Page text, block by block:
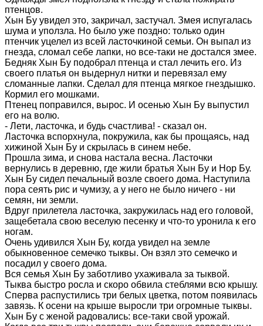
птенцов.
Хын Бу увидел это, закричал, застучал. Змея испугалась
шума и уползла. Но было уже поздно: только один
птенчик уцелел из всей ласточкиной семьи. Он выпал из
гнезда, сломал себе лапки, но все-таки не достался змее.
Бедняк Хын Бу подобрал птенца и стал лечить его. Из
своего платья он выдернул нитки и перевязал ему
сломанные лапки. Сделал для птенца мягкое гнездышко.
Кормил его мошками.
Птенец поправился, вырос. И осенью Хын Бу выпустил
его на волю.
- Лети, ласточка, и будь счастлива! - сказал он.
Ласточка вспорхнула, покружила, как бы прощаясь, над
хижиной Хын Бу и скрылась в синем небе.
Прошла зима, и снова настала весна. Ласточки
вернулись в деревню, где жили братья Хын Бу и Нор Бу.
Хын Бу сидел печальный возле своего дома. Наступила
пора сеять рис и чумизу, а у него не было ничего - ни
семян, ни земли.
Вдруг прилетела ласточка, закружилась над его головой,
защебетала свою веселую песенку и что-то уронила к его
ногам.
Очень удивился Хын Бу, когда увидел на земле
обыкновенное семечко тыквы. Он взял это семечко и
посадил у своего дома.
Вся семья Хын Бу заботливо ухаживала за тыквой.
Тыква быстро росла и скоро обвила стеблями всю крышу.
Сперва распустились три белых цветка, потом появилась
завязь. К осени на крыше выросли три огромные тыквы.
Хын Бу с женой радовались: все-таки свой урожай.